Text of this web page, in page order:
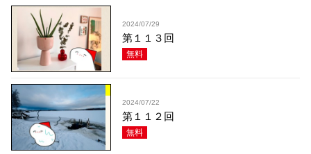
2024/07/29
第１１３回
無料
2024/07/22
第１１２回
無料